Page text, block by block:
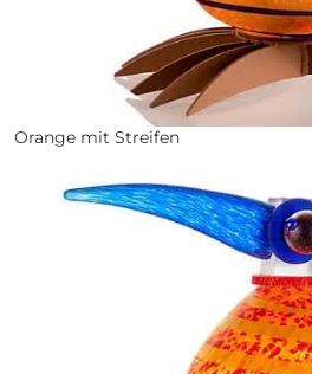
Orange mit Streifen